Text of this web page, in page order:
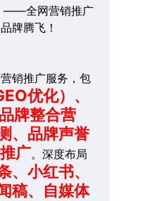
——全网营销推广
牌腾飞！
销推广服务，包
优化）、
牌整合营
、品牌声誉
广。深度布局
、小红书、
稿、自媒体